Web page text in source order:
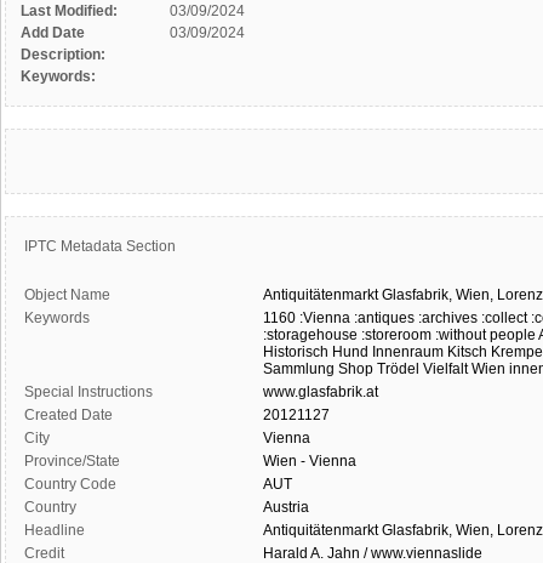
Last Modified:
03/09/2024
Add Date
03/09/2024
Description:
Keywords:
IPTC Metadata Section
Object Name Antiquitätenmarkt Glasfabrik, Wien,
Keywords
1160 :Vienna :antiques :archives :collect
:storagehouse :storeroom :without people
Historisch Hund Innenraum Kitsch
Sammlung Shop Trödel Vielfalt Wien
Special Instructions
www.glasfabrik.at
Created Date
20121127
City
Vienna
Province/State
Wien - Vienna
Country Code
AUT
Country
Austria
Headline
Antiquitätenmarkt Glasfabrik, Wien,
Credit
Harald A. Jahn / www.viennaslide